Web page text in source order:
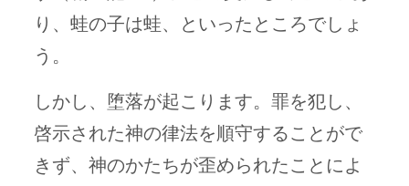
り、蛙の子は蛙、といったところでしょ
う。
しかし、堕落が起こります。罪を犯し、
啓示された神の律法を順守することがで
きず、神のかたちが歪められたことによ